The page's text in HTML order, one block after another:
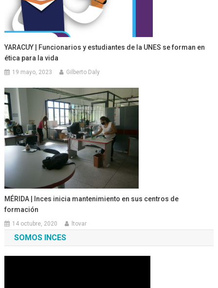
YARACUY | Funcionarios y estudiantes de la UNES se forman en
ética para la vida
19 mayo, 2023 Gilberto Daly
MÉRIDA | Inces inicia mantenimiento en sus centros de
formación
14 octubre, 2020 ltovar
SOMOS INCES